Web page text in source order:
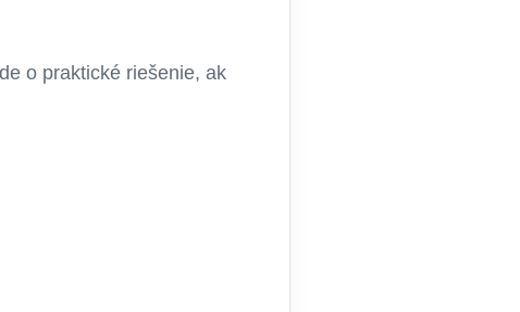
o praktické riešenie, ak